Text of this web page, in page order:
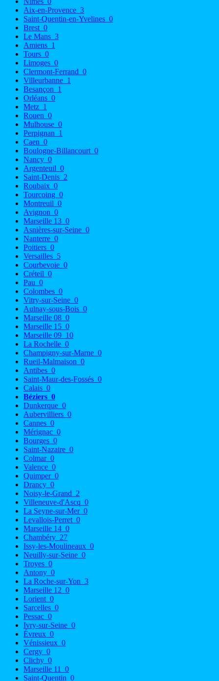
Aix-en-Provence 3
Saint-Quentin-en-Yvelines 0
Brest 0
Le Mans 3
Amiens 1
Tours 0
Limoges 0
Clermont-Ferrand 0
Villeurbanne 1
Besançon 1
Orléans 0
Metz 1
Rouen 0
Mulhouse 0
Perpignan 1
Caen 0
Boulogne-Billancourt 0
Nancy 0
Argenteuil 0
Saint-Denis 2
Roubaix 0
Tourcoing 0
Montreuil 0
Avignon 0
Marseille 13 0
Asnières-sur-Seine 0
Nanterre 0
Poitiers 0
Versailles 5
Courbevoie 0
Créteil 0
Pau 0
Colombes 0
Vitry-sur-Seine 0
Aulnay-sous-Bois 0
Marseille 08 0
Marseille 15 0
Marseille 09 10
La Rochelle 0
Champigny-sur-Marne 0
Rueil-Malmaison 0
Antibes 0
Saint-Maur-des-Fossés 0
Calais 0
Béziers 0
Dunkerque 0
Aubervilliers 0
Cannes 0
Mérignac 0
Bourges 0
Saint-Nazaire 0
Colmar 0
Valence 0
Quimper 0
Drancy 0
Noisy-le-Grand 2
Villeneuve-d'Ascq 0
La Seyne-sur-Mer 0
Levallois-Perret 0
Marseille 14 0
Chambéry 27
Issy-les-Moulineaux 0
Neuilly-sur-Seine 0
Troyes 0
Antony 0
La Roche-sur-Yon 3
Marseille 12 0
Lorient 0
Sarcelles 0
Pessac 0
Ivry-sur-Seine 0
Évreux 0
Vénissieux 0
Cergy 0
Clichy 0
Marseille 11
0
Saint-Quentin 0